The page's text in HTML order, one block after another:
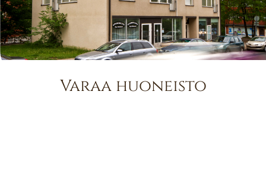
Varaa huoneisto